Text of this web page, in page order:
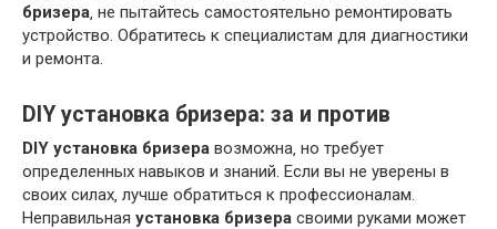
бризера‚ не пытайтесь самостоятельно ремонтировать
устройство. Обратитесь к специалистам для диагностики
и ремонта.
DIY установка бризера: за и против
DIY установка бризера возможна‚ но требует
определенных навыков и знаний. Если вы не уверены в
своих силах‚ лучше обратиться к профессионалам.
Неправильная установка бризера своими руками может